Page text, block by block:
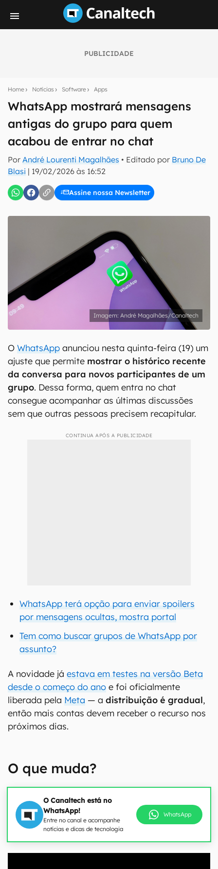
PUBLICIDADE
Home Notícias Software Apps
WhatsApp mostrará mensagens
antigas do grupo para quem
acabou de entrar no chat
Por André Lourenti Magalhães • Editado por Bruno De
Blasi | 19/02/2026 às 16:52
Assine nossa Newsletter
notícias e reviews sobre tecnologia em primeira
mão.
E-mail
inscreva-se
Confirmo que li, aceito e concordo com os Termos de
Uso e Política de Privacidade do Canaltech.
André Magalhães/Canaltech
O WhatsApp anunciou nesta quinta-feira (19) um
ajuste que permite mostrar o histórico recente
da conversa para novos participantes de um
grupo. Dessa forma, quem entra no chat
consegue acompanhar as últimas discussões
sem que outras pessoas precisem recapitular.
CONTINUA APÓS A PUBLICIDADE
WhatsApp terá opção para enviar spoilers
por mensagens ocultas, mostra portal
Tem como buscar grupos de WhatsApp por
assunto?
A novidade já estava em testes na versão Beta
desde o começo do ano e foi oficialmente
liberada pela Meta — a distribuição é gradual,
então mais contas devem receber o recurso nos
próximos dias.
O que muda?
O Canaltech está no
WhatsApp!
Entre no canal e acompanhe
notícias e dicas de tecnologia
WhatsApp